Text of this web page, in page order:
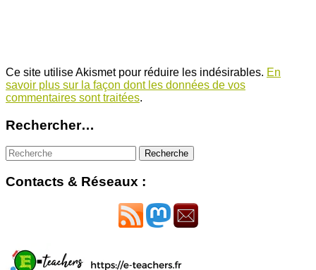
Ce site utilise Akismet pour réduire les indésirables. En
savoir plus sur la façon dont les données de vos
commentaires sont traitées.
Rechercher…
Contacts & Réseaux :